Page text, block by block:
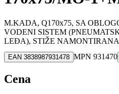
M.KADA, Q170x75, SA
VODENI SISTEM
LEĐA), STIŽE
EAN 3838987931478 MPN 931470
Cena